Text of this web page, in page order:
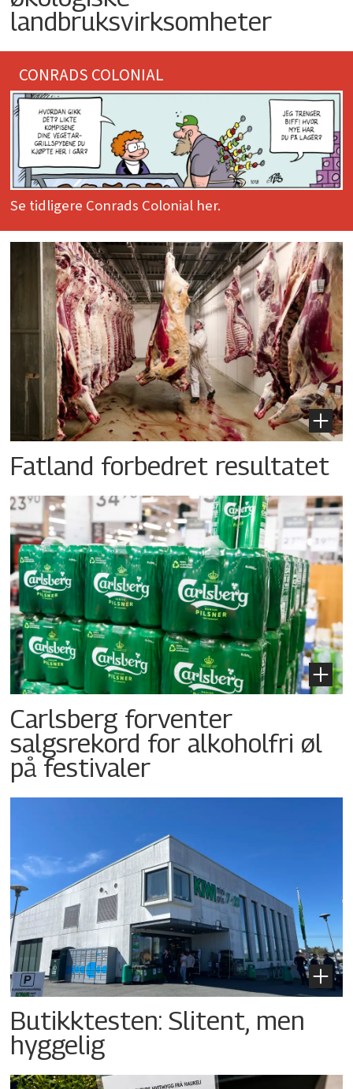
landbruksvirksomheter
CONRADS COLONIAL
Se tidligere Conrads Colonial her.
Fatland forbedret resultatet
Carlsberg forventer
salgsrekord for alkoholfri øl
på festivaler
Butikktesten: Slitent, men
hyggelig